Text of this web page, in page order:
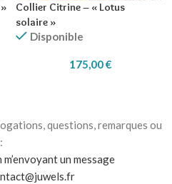
Collier Citrine – « Lotus
solaire »
Disponible
175,00€
questions, remarques ou
un message